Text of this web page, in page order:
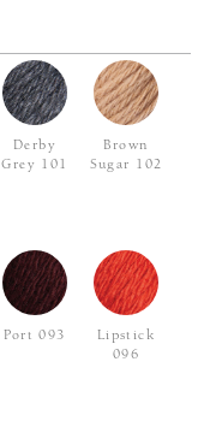
Derby
Grey 101
Brown
Sugar 102
Port 093
Lipstick
096